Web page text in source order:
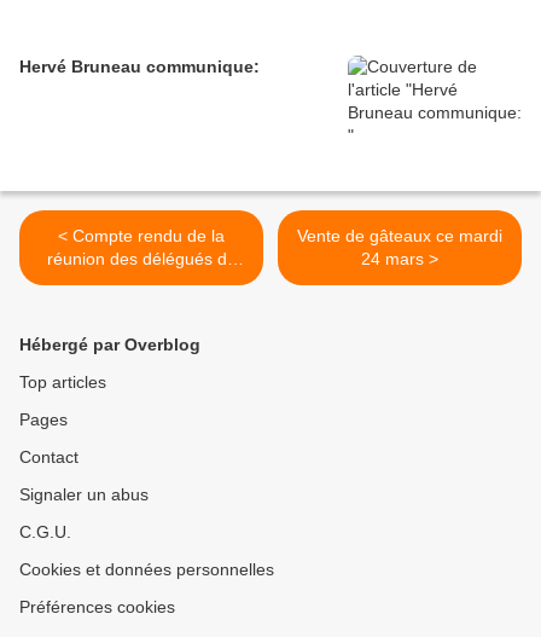
Hervé Bruneau communique:
< Compte rendu de la
réunion des délégués du
13/03/15
Vente de gâteaux ce mardi
24 mars >
Hébergé par Overblog
Top articles
Pages
Contact
Signaler un abus
C.G.U.
Cookies et données personnelles
Préférences cookies